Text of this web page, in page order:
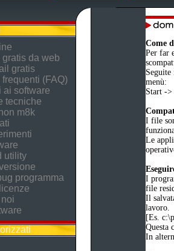
da web
gratis
(FAQ)
ai software
tecniche
m8k
utility
programma
Come
Per far
menù:
Start -
I file
Le
I
file
Il
lavoro.
[Es.
Questa
In